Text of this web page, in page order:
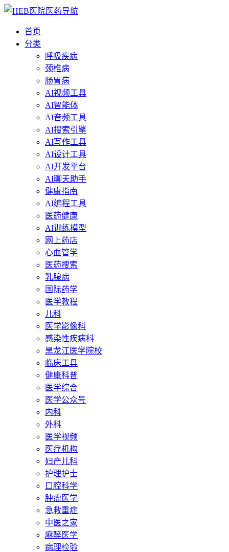
首页
分类
呼吸疾病
颈椎病
肠胃病
AI视频工具
AI智能体
AI音频工具
AI搜索引擎
AI写作工具
AI设计工具
AI开发平台
AI聊天助手
健康指南
AI编程工具
医药健康
AI训练模型
网上药店
心血管学
医药搜索
乳腺病
国际药学
医学教程
儿科
医学影像科
感染性疾病科
黑龙江医学院校
临床工具
健康科普
医学综合
医学公众号
内科
外科
医学视频
医疗机构
妇产儿科
护理护士
口腔科学
肿瘤医学
急救重症
中医之家
麻醉医学
病理检验